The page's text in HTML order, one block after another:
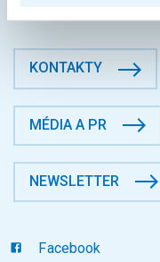
KONTAKTY
MÉDIA A PR
NEWSLETTER
Facebook